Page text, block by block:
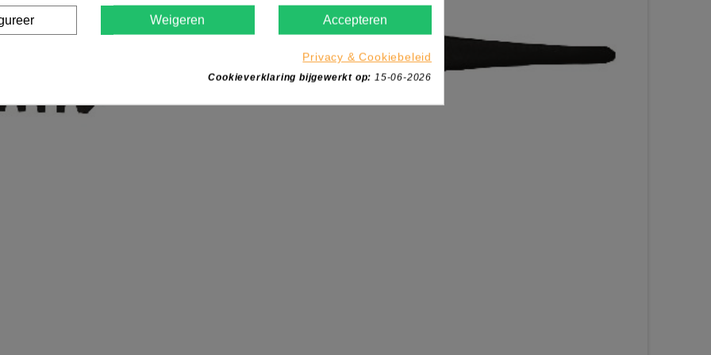
Weigeren Accepteren
Privacy & Cookiebeleid
Cookieverklaring bijgewerkt op: 15-06-2026